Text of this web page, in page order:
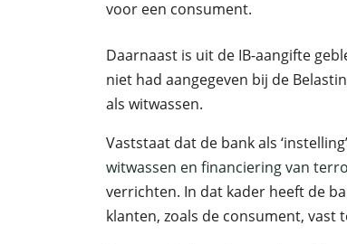
voor een consument.
Daarnaast is uit de IB-aangifte
niet had aangegeven bij de
als witwassen.
Vaststaat dat de bank als
witwassen en financiering van
verrichten. In dat kader heeft de
klanten, zoals de consument, vast